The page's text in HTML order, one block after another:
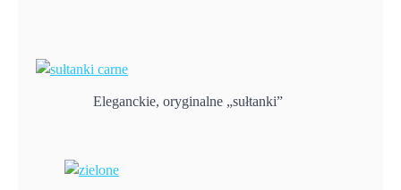
Eleganckie, oryginalne „sułtanki”